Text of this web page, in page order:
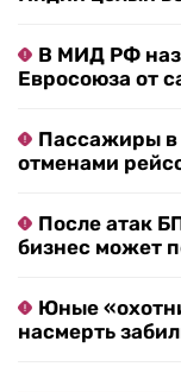
В МИД РФ
Евросоюза от
Пассажиры в
отменами
После атак
бизнес может
Юные
насмерть